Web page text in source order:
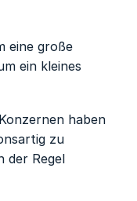
eine große
ein kleines
haben
zu
der Regel